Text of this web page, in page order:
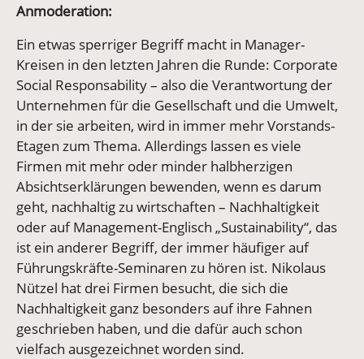
Anmoderation:
Ein etwas sperriger Begriff macht in Manager-
Kreisen in den letzten Jahren die Runde: Corporate
Social Responsability – also die Verantwortung der
Unternehmen für die Gesellschaft und die Umwelt,
in der sie arbeiten, wird in immer mehr Vorstands-
Etagen zum Thema. Allerdings lassen es viele
Firmen mit mehr oder minder halbherzigen
Absichtserklärungen bewenden, wenn es darum
geht, nachhaltig zu wirtschaften – Nachhaltigkeit
oder auf Management-Englisch „Sustainability“, das
ist ein anderer Begriff, der immer häufiger auf
Führungskräfte-Seminaren zu hören ist. Nikolaus
Nützel hat drei Firmen besucht, die sich die
Nachhaltigkeit ganz besonders auf ihre Fahnen
geschrieben haben, und die dafür auch schon
vielfach ausgezeichnet worden sind.